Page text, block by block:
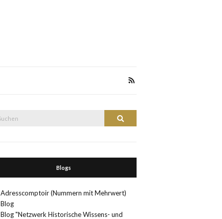
Suchen
Blogs
Adresscomptoir (Nummern mit Mehrwert)
Blog
Blog "Netzwerk Historische Wissens- und